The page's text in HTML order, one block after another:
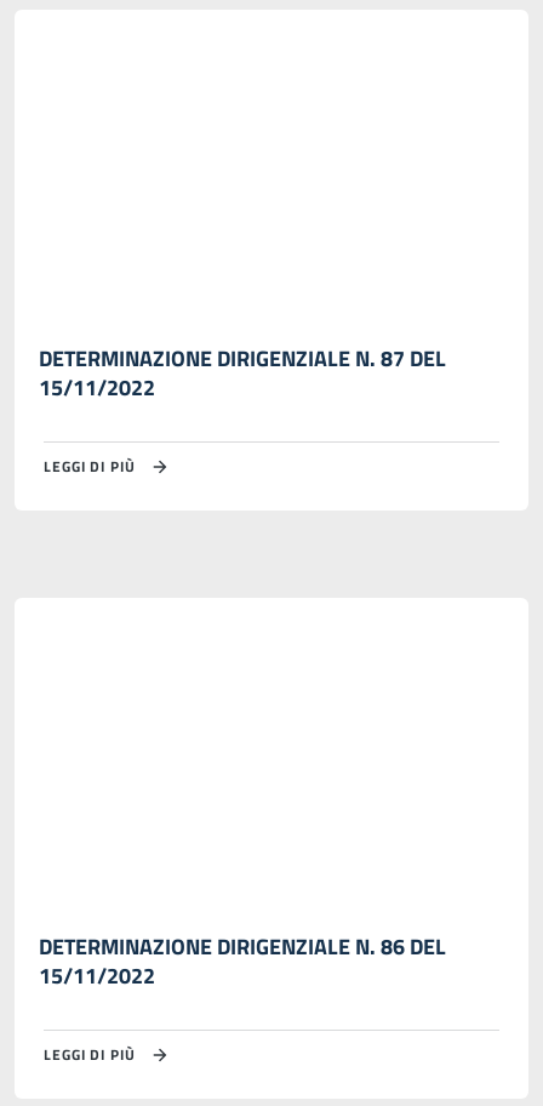
DETERMINAZIONE DIRIGENZIALE N. 87 DEL
15/11/2022
LEGGI DI PIÙ
DETERMINAZIONE DIRIGENZIALE N. 86 DEL
15/11/2022
LEGGI DI PIÙ